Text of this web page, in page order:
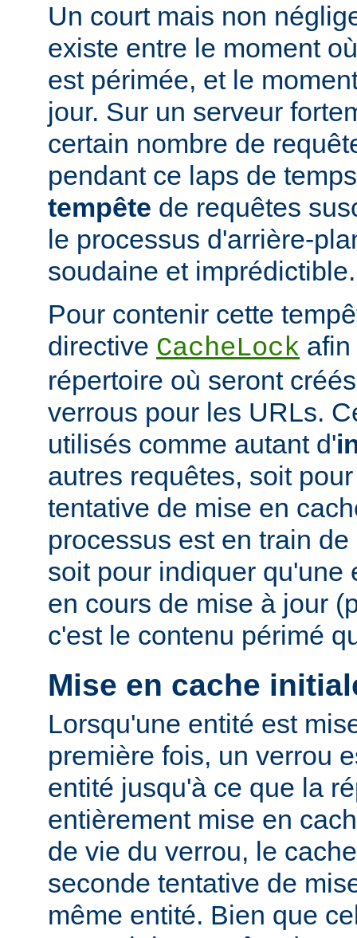
Un court mais non
existe entre le moment
est périmée, et le
jour. Sur un serveur
certain nombre de
pendant ce laps de
tempête de requêtes
le processus d'arrière-
soudaine et imprédictible.
Pour contenir cette
directive CacheLock
répertoire où seront
verrous pour les URLs.
utilisés comme autant d'
autres requêtes, soit
tentative de mise en
processus est en train
soit pour indiquer qu'une
en cours de mise à jour
c'est le contenu périmé
Mise en cache
Lorsqu'une entité est
première fois, un verrou
entité jusqu'à ce que la
entièrement mise en
de vie du verrou, le
seconde tentative de
même entité. Bien que